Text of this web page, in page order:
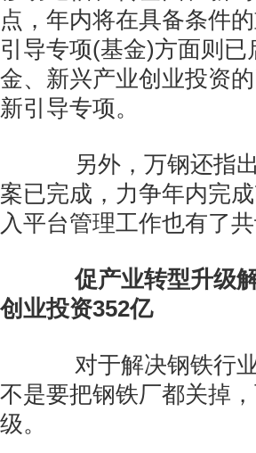
点，年内将在具备条件
引导专项(基金)方面则
金、新兴产业创业投资
新引导专项。
另外，万钢还指出
案已完成，力争年内完
入平台管理工作也有了
促产业转型升级
创业投资352亿
对于解决钢铁行业
不是要把钢铁厂都关掉
级。